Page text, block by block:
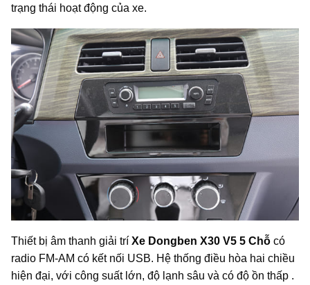
trạng thái hoạt động của xe.
Thiết bị âm thanh giải trí Xe Dongben X30 V5 5 Chỗ có
radio FM-AM có kết nối USB. Hệ thống điều hòa hai chiều
hiện đại, với công suất lớn, độ lạnh sâu và có độ ồn thấp .